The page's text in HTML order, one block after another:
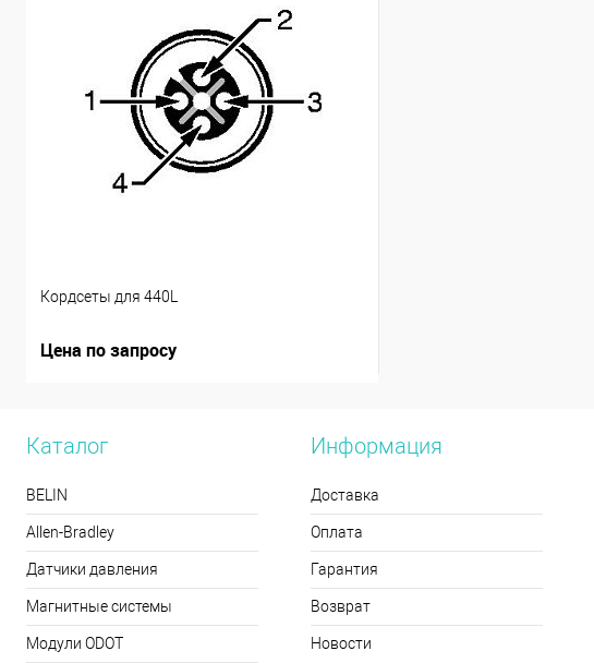
Кордсеты для 440L
Цена по запросу
Каталог
BELIN
Allen-Bradley
Датчики давления
Магнитные системы
Модули ODOT
Информация
Доставка
Оплата
Гарантия
Возврат
Новости